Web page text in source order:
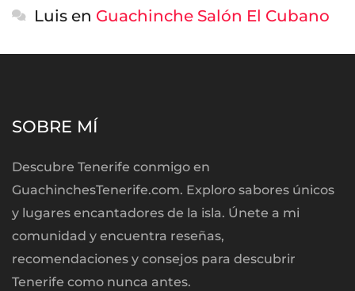
Luis en Guachinche Salón El Cubano
SOBRE MÍ
Descubre Tenerife conmigo en
GuachinchesTenerife.com. Exploro sabores únicos
y lugares encantadores de la isla. Únete a mi
comunidad y encuentra reseñas,
recomendaciones y consejos para descubrir
Tenerife como nunca antes.